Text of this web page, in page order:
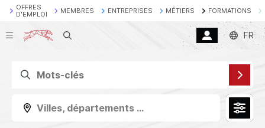
OFFRES
D'EMPLOI
MEMBRES ENTREPRISES MÉTIERS FORMATIONS
Recherche FR
Villes, départements ...